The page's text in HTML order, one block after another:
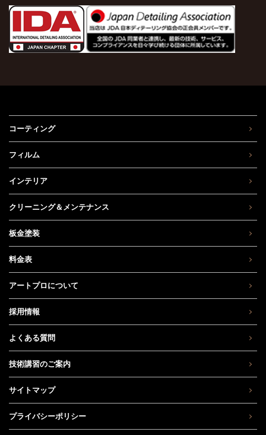
コーティング
フィルム
インテリア
クリーニング＆メンテナンス
板金塗装
料金表
アートプロについて
採用情報
よくある質問
技術講習のご案内
サイトマップ
プライバシーポリシー